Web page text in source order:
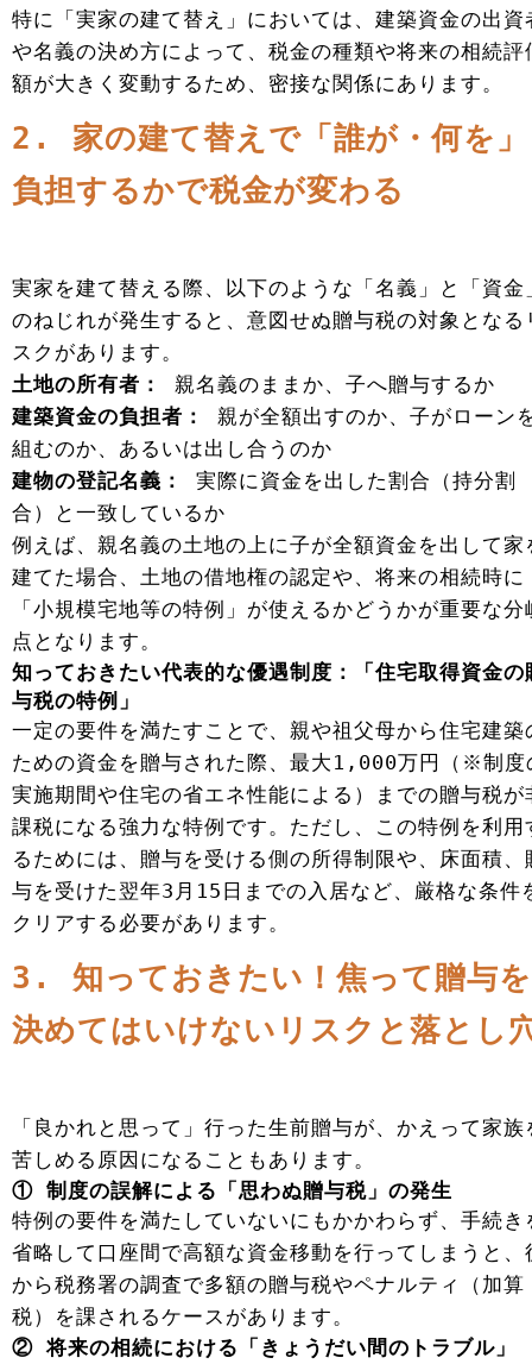
特に「実家の建て替え」においては、建築資金の出資
や名義の決め方によって、税金の種類や将来の相続評
額が大きく変動するため、密接な関係にあります。
2. 家の建て替えで「誰が・何を」
負担するかで税金が変わる
実家を建て替える際、以下のような「名義」と「資金
のねじれが発生すると、意図せぬ贈与税の対象となる
スクがあります。
土地の所有者：
親名義のままか、子へ贈与するか
建築資金の負担者：
親が全額出すのか、子がローン
組むのか、あるいは出し合うのか
建物の登記名義：
実際に資金を出した割合（持分割
合）と一致しているか
例えば、親名義の土地の上に子が全額資金を出して家
建てた場合、土地の借地権の認定や、将来の相続時に
「小規模宅地等の特例」が使えるかどうかが重要な分
点となります。
知っておきたい代表的な優遇制度：「住宅取得資金の
与税の特例」
一定の要件を満たすことで、親や祖父母から住宅建築
ための資金を贈与された際、最大1,000万円（※制度
実施期間や住宅の省エネ性能による）までの贈与税が
課税になる強力な特例です。ただし、この特例を利用
るためには、贈与を受ける側の所得制限や、床面積、
与を受けた翌年3月15日までの入居など、厳格な条件
クリアする必要があります。
3. 知っておきたい！焦って贈与を
決めてはいけないリスクと落とし
「良かれと思って」行った生前贈与が、かえって家族
苦しめる原因になることもあります。
① 制度の誤解による「思わぬ贈与税」の発生
特例の要件を満たしていないにもかかわらず、手続き
省略して口座間で高額な資金移動を行ってしまうと、
から税務署の調査で多額の贈与税やペナルティ（加算
税）を課されるケースがあります。
② 将来の相続における「きょうだい間のトラブル」